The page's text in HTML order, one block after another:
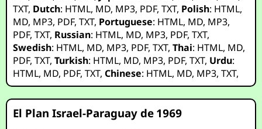
TXT, Dutch: HTML, MD, MP3, PDF,TXT, Polish: HTML,
MD, MP3, PDF,TXT, Portuguese: HTML, MD, MP3,
PDF,TXT, Russian: HTML, MD, MP3, PDF,TXT,
Swedish: HTML, MD, MP3, PDF,TXT,Thai: HTML, MD,
PDF,TXT,Turkish: HTML, MD, MP3, PDF,TXT, Urdu:
HTML, MD, PDF,TXT,Chinese: HTML, MD, MP3,TXT,
El Plan Israel-Paraguay de 1969